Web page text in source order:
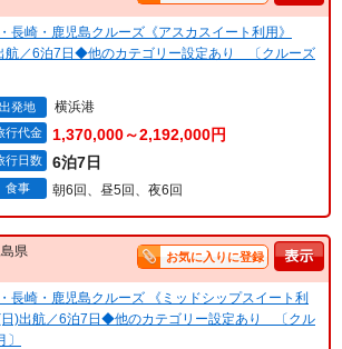
長崎・鹿児島クルーズ《アスカスイート利用》
航／6泊7日◆他のカテゴリー設定あり 〔クルーズ
出発地 横浜港
行代金 1,370,000～2,192,000円
行日数 6泊7日
食事 朝6回、昼5回、夜6回
県 お気に入りに登録
長崎・鹿児島クルーズ 《ミッドシップスイート利
)出航／6泊7日◆他のカテゴリー設定あり 〔クル